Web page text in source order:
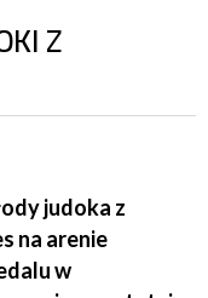
Z
judoka z
na arenie
w